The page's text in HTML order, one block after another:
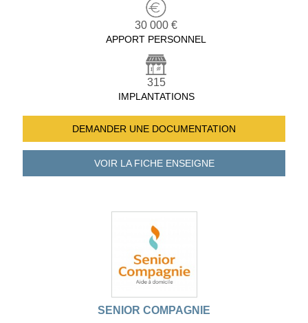
30 000 €
APPORT PERSONNEL
315
IMPLANTATIONS
DEMANDER UNE DOCUMENTATION
VOIR LA FICHEENSEIGNE
SENIOR COMPAGNIE